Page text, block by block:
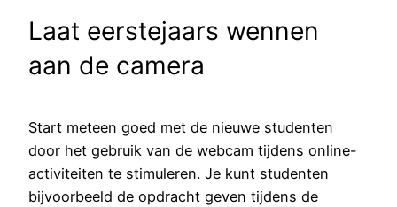
Laat eerstejaars wennen
aan de camera
Start meteen goed met de nieuwe studenten
door het gebruik van de webcam tijdens online-
activiteiten te stimuleren. Je kunt studenten
bijvoorbeeld de opdracht geven tijdens de